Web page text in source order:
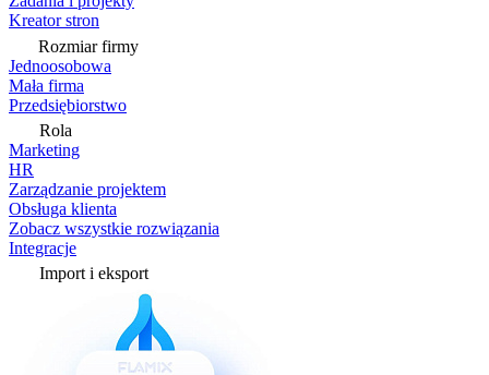
Kreator stron
Rozmiar firmy
Jednoosobowa
Mała firma
Przedsiębiorstwo
Rola
Marketing
HR
Zarządzanie projektem
Obsługa klienta
Zobacz wszystkie rozwiązania
Integracje
Import i eksport